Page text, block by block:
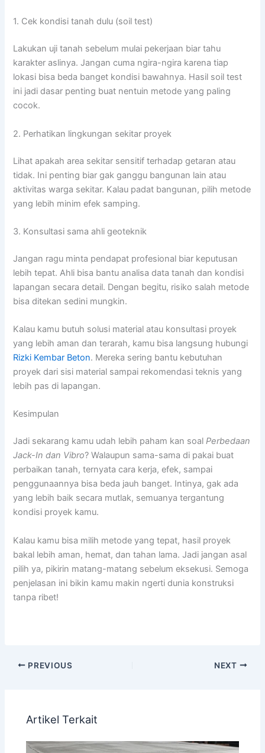
1. Cek kondisi tanah dulu (soil test)
Lakukan uji tanah sebelum mulai pekerjaan biar tahu
karakter aslinya. Jangan cuma ngira-ngira karena tiap
lokasi bisa beda banget kondisi bawahnya. Hasil soil test
ini jadi dasar penting buat nentuin metode yang paling
cocok.
2. Perhatikan lingkungan sekitar proyek
Lihat apakah area sekitar sensitif terhadap getaran atau
tidak. Ini penting biar gak ganggu bangunan lain atau
aktivitas warga sekitar. Kalau padat bangunan, pilih metode
yang lebih minim efek samping.
3. Konsultasi sama ahli geoteknik
Jangan ragu minta pendapat profesional biar keputusan
lebih tepat. Ahli bisa bantu analisa data tanah dan kondisi
lapangan secara detail. Dengan begitu, risiko salah metode
bisa ditekan sedini mungkin.
Kalau kamu butuh solusi material atau konsultasi proyek
yang lebih aman dan terarah, kamu bisa langsung hubungi
Rizki Kembar Beton. Mereka sering bantu kebutuhan
proyek dari sisi material sampai rekomendasi teknis yang
lebih pas di lapangan.
Kesimpulan
Jadi sekarang kamu udah lebih paham kan soalPerbedaan
Jack-In dan Vibro? Walaupun sama-sama di pakai buat
perbaikan tanah, ternyata cara kerja, efek, sampai
penggunaannya bisa beda jauh banget. Intinya, gak ada
yang lebih baik secara mutlak, semuanya tergantung
kondisi proyek kamu.
Kalau kamu bisa milih metode yang tepat, hasil proyek
bakal lebih aman, hemat, dan tahan lama. Jadi jangan asal
pilih ya, pikirin matang-matang sebelum eksekusi. Semoga
penjelasan ini bikin kamu makin ngerti dunia konstruksi
tanpa ribet!
PREVIOUS NEXT
Artikel Terkait